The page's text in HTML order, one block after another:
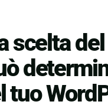
scelta
tuo